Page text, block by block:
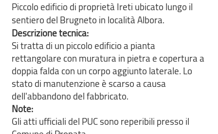
Piccolo edificio di proprietà Ireti ubicato lungo il
sentiero del Brugneto in località Albora.
Descrizione tecnica:
Si tratta di un piccolo edificio a pianta
rettangolare con muratura in pietra e copertura a
doppia falda con un corpo aggiunto laterale. Lo
stato di manutenzione è scarso a causa
dell'abbandono del fabbricato.
Note:
Gli atti ufficiali del PUC sono reperibili presso il